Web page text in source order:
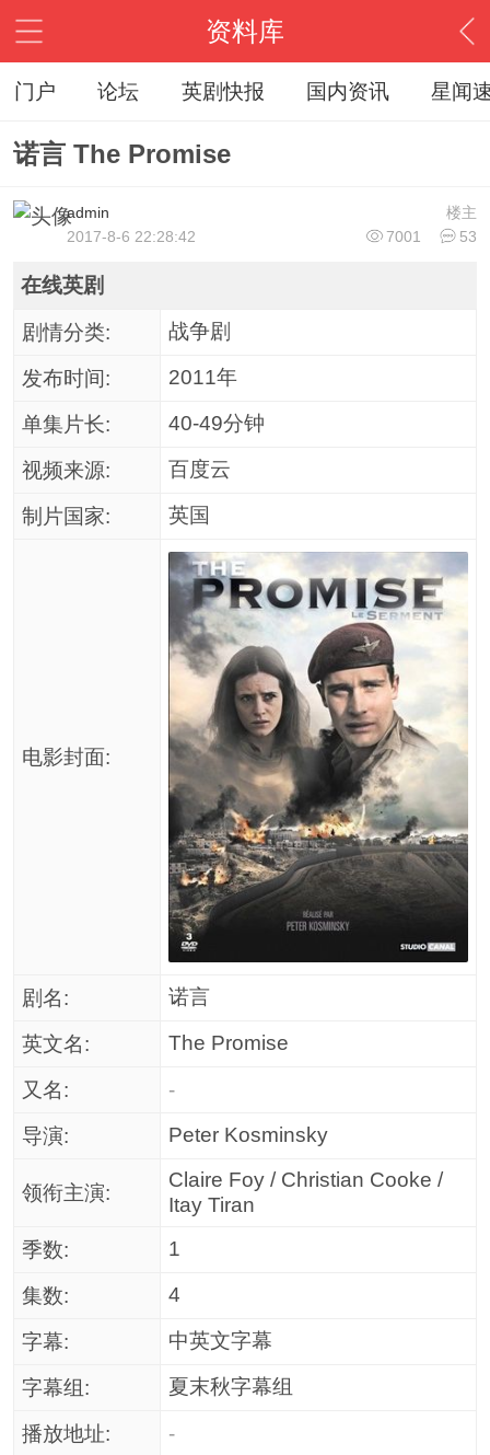
资料库
门户 论坛 英剧快报 国内资讯 星闻
诺言 The Promise
楼主
admin
7001
53
2017-8-6 22:28:42
在线英剧
剧情分类: 战争剧
发布时间: 2011年
单集片长: 40-49分钟
视频来源: 百度云
制片国家: 英国
电影封面:
剧名: 诺言
英文名: The Promise
又名:
-
导演:
Peter Kosminsky
领衔主演:
Claire Foy / Christian Cooke /
Itay Tiran
季数:
1
集数: 4
字幕: 中英文字幕
字幕组: 夏末秋字幕组
播放地址: -